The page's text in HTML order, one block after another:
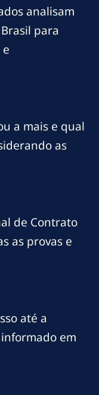
analisam
para
a mais e qual
as
de Contrato
as provas e
até a
em